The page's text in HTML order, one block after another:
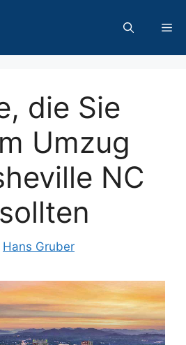
die Sie
Umzug
NC
Hans Gruber